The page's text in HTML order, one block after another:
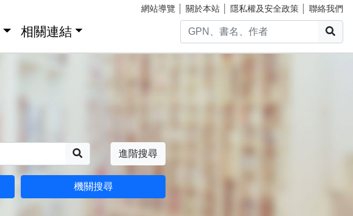
網站導覽 關於本站 隱私權及安全政策 聯絡我們
相關連結
進階搜尋
機關搜尋